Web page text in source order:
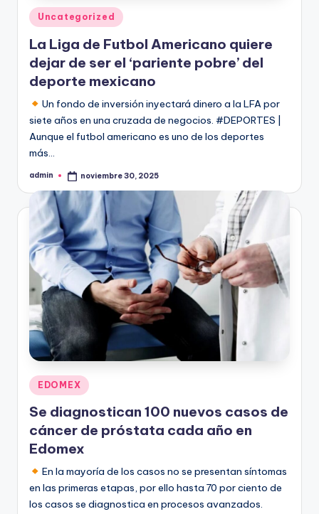
Publicado
en
Uncategorized
La Liga de Futbol Americano quiere
dejar de ser el ‘pariente pobre’ del
deporte mexicano
Un fondo de inversión inyectará dinero a la LFA por
siete años en una cruzada de negocios. #DEPORTES |
Aunque el futbol americano es uno de los deportes
más…
Publicado
admin noviembre 30, 2025
Publicado
en
EDOMEX
Se diagnostican 100 nuevos casos de
cáncer de próstata cada año en
Edomex
En la mayoría de los casos no se presentan síntomas
en las primeras etapas, por ello hasta 70 por ciento de
los casos se diagnostica en procesos avanzados.